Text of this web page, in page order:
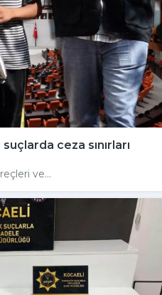
ceza sınırları
ve...